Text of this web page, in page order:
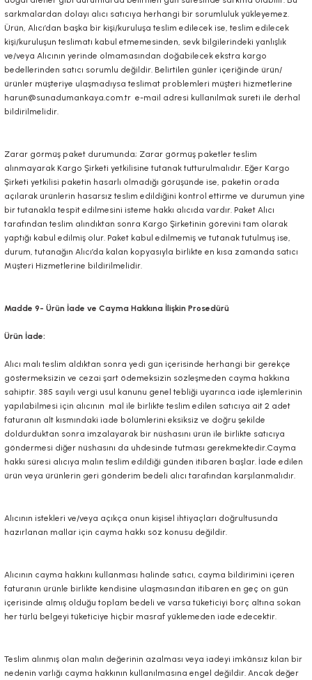
sarkmalardan dolayı alıcı satıcıya herhangi bir sorumluluk yükleyemez.
Ürün, Alıcı’dan başka bir kişi/kuruluşa teslim edilecek ise, teslim edilecek
kişi/kuruluşun teslimatı kabul etmemesinden, sevk bilgilerindeki yanlışlık
ve/veya Alıcının yerinde olmamasından doğabilecek ekstra kargo
bedellerinden satıcı sorumlu değildir. Belirtilen günler içeriğinde ürün/
ürünler müşteriye ulaşmadıysa teslimat problemleri müşteri hizmetlerine
harun@sunadumankaya.com.tr e-mail adresi kullanılmak sureti ile derhal
bildirilmelidir.
Zarar görmüş paket durumunda; Zarar görmüş paketler teslim
alınmayarak Kargo Şirketi yetkilisine tutanak tutturulmalıdır. Eğer Kargo
Şirketi yetkilisi paketin hasarlı olmadığı görüşünde ise, paketin orada
açılarak ürünlerin hasarsız teslim edildiğini kontrol ettirme ve durumun yine
bir tutanakla tespit edilmesini isteme hakkı alıcıda vardır. Paket Alıcı
tarafından teslim alındıktan sonra Kargo Şirketinin görevini tam olarak
yaptığı kabul edilmiş olur. Paket kabul edilmemiş ve tutanak tutulmuş ise,
durum, tutanağın Alıcı’da kalan kopyasıyla birlikte en kısa zamanda satıcı
Müşteri Hizmetlerine bildirilmelidir.
Madde 9- Ürün İade ve Cayma Hakkına İlişkin Prosedürü
Ürün İade:
Alıcı malı teslim aldıktan sonra yedi gün içerisinde herhangi bir gerekçe
göstermeksizin ve cezai şart ödemeksizin sözleşmeden cayma hakkına
sahiptir. 385 sayılı vergi usul kanunu genel tebliği uyarınca iade işlemlerinin
yapılabilmesi için alıcının mal ile birlikte teslim edilen satıcıya ait 2 adet
faturanın alt kısmındaki iade bölümlerini eksiksiz ve doğru şekilde
doldurduktan sonra imzalayarak bir nüshasını ürün ile birlikte satıcıya
göndermesi diğer nüshasını da uhdesinde tutması gerekmektedir.Cayma
hakkı süresi alıcıya malın teslim edildiği günden itibaren başlar. İade edilen
ürün veya ürünlerin geri gönderim bedeli alıcı tarafından karşılanmalıdır.
Alıcının istekleri ve/veya açıkça onun kişisel ihtiyaçları doğrultusunda
hazırlanan mallar için cayma hakkı söz konusu değildir.
Alıcının cayma hakkını kullanması halinde satıcı, cayma bildirimini içeren
faturanın ürünle birlikte kendisine ulaşmasından itibaren en geç on gün
içerisinde almış olduğu toplam bedeli ve varsa tüketiciyi borç altına sokan
her türlü belgeyi tüketiciye hiçbir masraf yüklemeden iade edecektir.
Teslim alınmış olan malın değerinin azalması veya iadeyi imkânsız kılan bir
nedenin varlığı cayma hakkının kullanılmasına engel değildir. Ancak değer